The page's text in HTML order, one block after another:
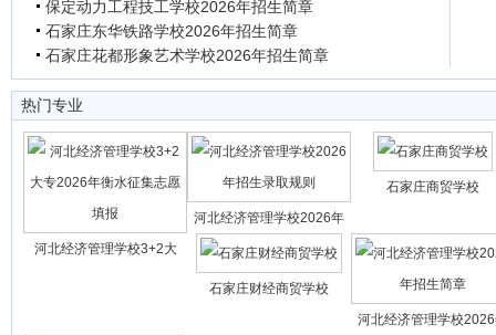
保定动力工程技工学校2026年招生简章
石家庄东华铁路学校2026年招生简章
石家庄花都形象艺术学校2026年招生简章
热门专业
河北经济管理学校3+2大
河北经济管理学校2026年
石家庄商贸学校
石家庄财经商贸学校
河北经济管理学校